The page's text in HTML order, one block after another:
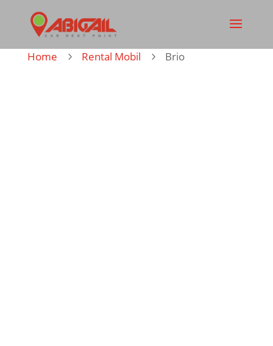
Home 5 Rental Mobil 5 Brio